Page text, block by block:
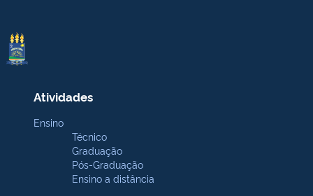
Atividades
Ensino
Técnico
Graduação
Pós-Graduação
Ensino a distância